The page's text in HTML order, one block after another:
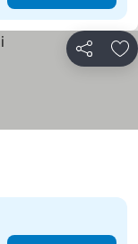
Compartir